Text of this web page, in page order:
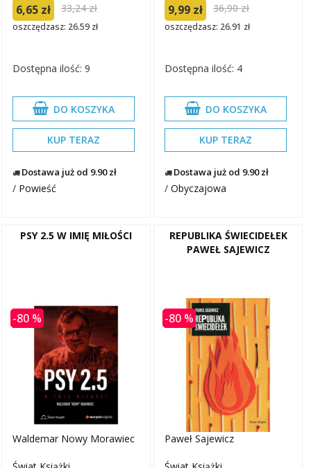
6,65 zł 33,24 zł
oszczędzasz: 26.59 zł
Dostępna ilość: 9
DO KOSZYKA
KUP TERAZ
Dostawa już od 9.90 zł
/ Powieść
9,99 zł 36,90 zł
oszczędzasz: 26.91 zł
Dostępna ilość: 4
DO KOSZYKA
KUP TERAZ
Dostawa już od 9.90 zł
/Obyczajowa
PSY 2.5 W IMIĘ MIŁOŚCI
-80 %
Waldemar Nowy Morawiec
REPUBLIKA ŚWIECIDEŁEK
PAWEŁ SAJEWICZ
-80 %
Paweł Sajewicz